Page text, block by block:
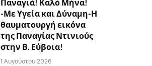
Παναγιά! Καλό Μήνα!
-Με Υγεία και Δύναμη-Η
θαυματουργή εικόνα
της Παναγίας Ντινιούς
στην Β. Εύβοια!
1 Αυγούστου 2026